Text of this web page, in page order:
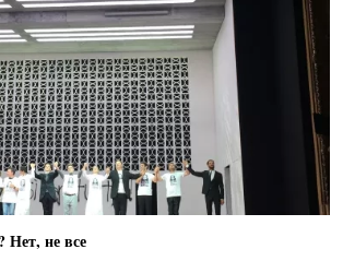
Нет, не все